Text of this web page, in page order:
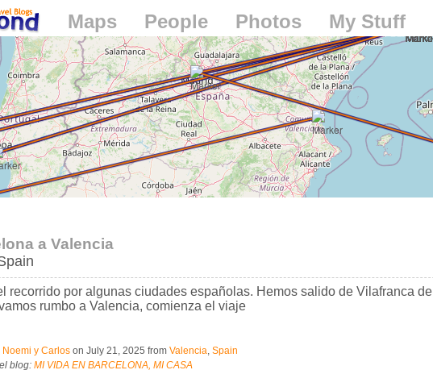
Maps People Photos My Stuff
a Valencia
recorrido por algunas ciudades españolas. Hemos salido de Vilafranca del
rumbo a Valencia, comienza el viaje
Noemi y Carlos on July 21, 2025 from Valencia, Spain
blog: MI VIDA EN BARCELONA, MI CASA